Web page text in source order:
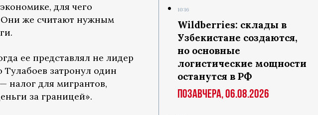
10:16
Wildberries: склады в
Узбекистане создаются,
но основные
логистические мощности
останутся в РФ
Позавчера, 06.08.2026
для чего
Они же считают нужным
ее представлял не лидер
Тулабоев затронул один
налог для мигрантов,
за границей».